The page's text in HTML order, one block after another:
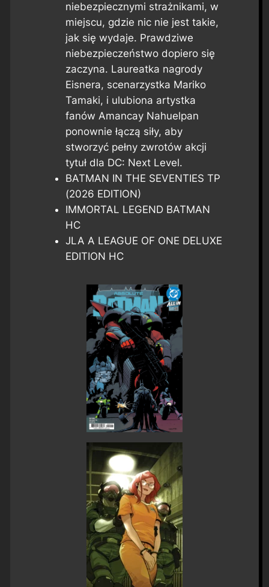
niebezpiecznymi strażnikami, w
miejscu, gdzie nic nie jest takie,
jak się wydaje. Prawdziwe
niebezpieczeństwo dopiero się
zaczyna. Laureatka nagrody
Eisnera, scenarzystka Mariko
Tamaki, i ulubiona artystka
fanów Amancay Nahuelpan
ponownie łączą siły, aby
stworzyć pełny zwrotów akcji
tytuł dla DC: Next Level.
BATMAN IN THE SEVENTIES TP
(2026 EDITION)
IMMORTAL LEGEND BATMAN
HC
JLA A LEAGUE OF ONE DELUXE
EDITION HC